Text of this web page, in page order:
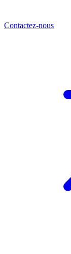
Contactez-nous